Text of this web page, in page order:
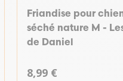
Friandise pour
séché nature M -
de Daniel
8,99 €